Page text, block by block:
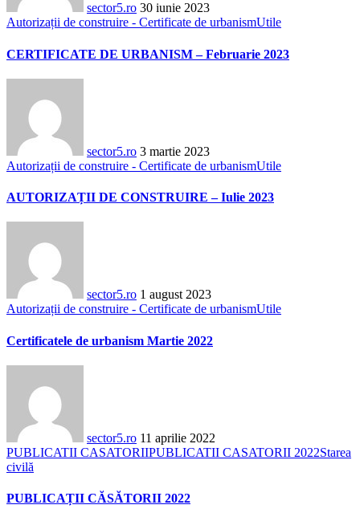
sector5.ro 30 iunie 2023
Autorizații de construire - Certificate de urbanismUtile
CERTIFICATE DE URBANISM – Februarie 2023
sector5.ro 3 martie 2023
Autorizații de construire - Certificate de urbanismUtile
AUTORIZAȚII DE CONSTRUIRE – Iulie 2023
sector5.ro 1 august 2023
Autorizații de construire - Certificate de urbanismUtile
Certificatele de urbanism Martie 2022
sector5.ro 11 aprilie 2022
PUBLICATII CASATORIIPUBLICATII CASATORII 2022Starea
civilă
PUBLICAȚII CĂSĂTORII 2022